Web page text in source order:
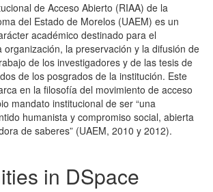
de Acceso Abierto (RIAA) de la
del Estado de Morelos (UAEM) es un
académico destinado para el
organización, la preservación y la difusión de
de los investigadores y de las tesis de
de los posgrados de la institución. Este
en la filosofía del movimiento de acceso
mandato institucional de ser “una
humanista y compromiso social, abierta
de saberes” (UAEM, 2010 y 2012).
in DSpace